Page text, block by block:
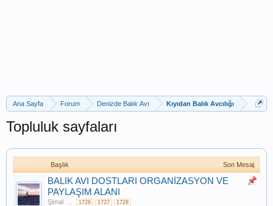
Ana Sayfa Forum Denizde Balık Avı Kıyıdan Balık Avcılığı
Topluluk sayfaları
Başlık Son Mesaj
BALIK AVI DOSTLARI ORGANİZASYON VE
PAYLAŞIM ALANI
Şimal ... 1726 1727 1728